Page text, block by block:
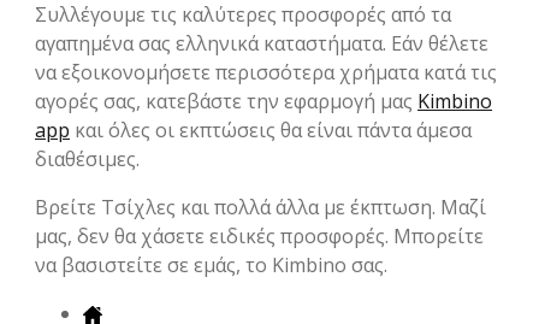
Συλλέγουμε τις καλύτερες προσφορές από τα
αγαπημένα σας ελληνικά καταστήματα. Εάν θέλετε
να εξοικονομήσετε περισσότερα χρήματα κατά τις
αγορές σας, κατεβάστε την εφαρμογή μας Kimbino
app και όλες οι εκπτώσεις θα είναι πάντα άμεσα
διαθέσιμες.
Βρείτε Τσίχλες και πολλά άλλα με έκπτωση. Μαζί
μας, δεν θα χάσετε ειδικές προσφορές. Μπορείτε
να βασιστείτε σε εμάς, το Kimbino σας.